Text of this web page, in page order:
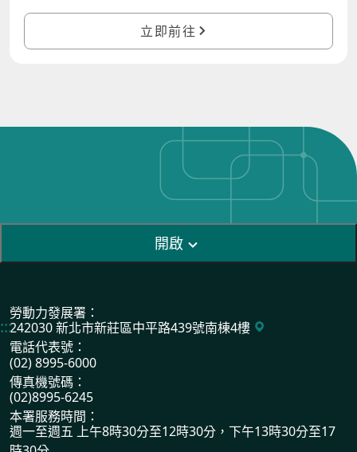
立即前往
開啟
:::
勞動力發展署：
242030 新北市新莊區中平路439號南棟4樓
電話代表號：
(02) 8995-6000
傳真機號碼：
(02)8995-6245
本署服務時間：
週一至週五 上午8時30分至12時30分，下午13時30分至17